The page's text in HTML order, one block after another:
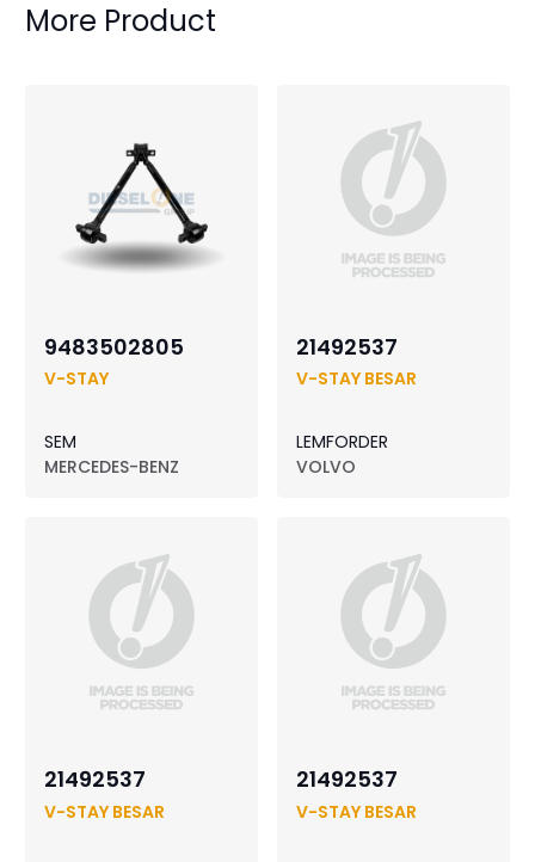
More Product
9483502805
V-STAY
SEM
MERCEDES-BENZ
21492537
V-STAY BESAR
LEMFORDER
VOLVO
21492537
V-STAY BESAR
21492537
V-STAY BESAR